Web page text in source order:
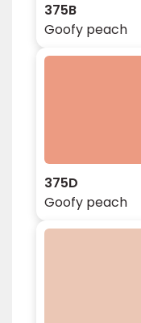
375B
Goofy peach
375D
Goofy peach